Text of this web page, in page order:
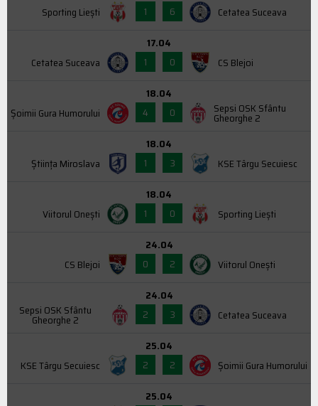
Sporting Liești 1 6 Cetatea Suceava
Cetatea Suceava
17.04
1
0 CS Blejoi
Şoimii Gura Humorului
18.04
4
0 Sepsi OSK Sfântu
Gheorghe 2
Știința Miroslava
18.04
1
3 KSE Târgu Secuiesc
Viitorul Onești
18.04
1
0 Sporting Liești
CS Blejoi
24.04
0
2 Viitorul Onești
Sepsi OSK Sfântu
Gheorghe 2
24.04
2
3 Cetatea Suceava
KSE Târgu Secuiesc
25.04
2
2 Şoimii Gura Humorului
25.04